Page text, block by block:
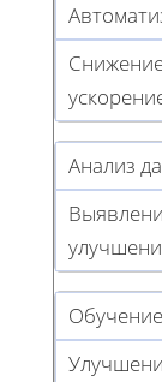
Анализ
Обучение